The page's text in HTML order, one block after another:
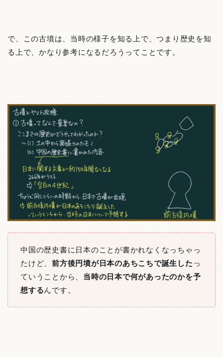
で、この古墳は、当時の様子を知る上で、つまり歴史を知
る上で、かなり参考になるだろうってことです。
中国の歴史書に日本のことが書かれなくなっちゃっ
たけど、前方後円墳が日本のあちこちで誕生した っ
ていうことから、 当時の日本で何があったのかを予
想するんです。